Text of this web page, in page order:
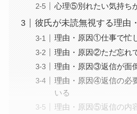
心理⑤別れたい気持ち
彼氏が未読無視する理由
理由・原因①仕事で忙
理由・原因②ただ忘れ
理由・原因③返信が面
理由・原因④返信の必
いる
理由・原因⑤返信の内